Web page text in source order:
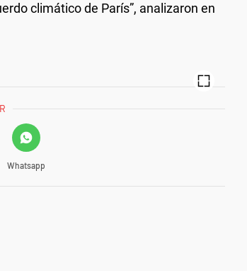
climático de París”, analizaron en
Whatsapp